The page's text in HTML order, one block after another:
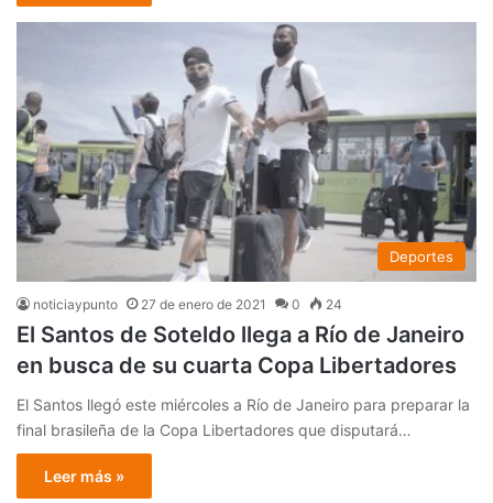
Deportes
noticiaypunto 27 de enero de 2021 0 24
El Santos de Soteldo llega a Río de Janeiro
en busca de su cuarta Copa Libertadores
El Santos llegó este miércoles a Río de Janeiro para preparar la
final brasileña de la Copa Libertadores que disputará…
Leer más »